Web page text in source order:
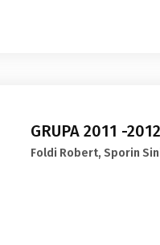
GRUPA 2011 -2012
Foldi Robert, Sporin